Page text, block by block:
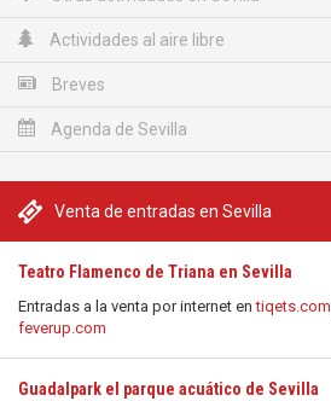
Actividades al aire libre
Breves
Agenda de Sevilla
Venta de entradas en Sevilla
Teatro Flamenco de Triana en Sevilla
Entradas a la venta por internet entiqets.com
feverup.com
Guadalpark el parque acuático de Sevilla